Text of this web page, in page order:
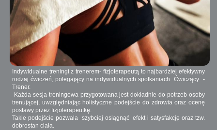
Indywidualne treningi z trenerem- fizjoterapeutą to najbardziej efektywny
rodzaj ćwiczeń, polegający na indywidualnych spotkaniach Ćwiczący -
Trener.
Każda sesja treningowa przygotowana jest dokładnie do potrzeb osoby
trenującej, uwzględniając holistyczne podejście do zdrowia oraz ocenę
postawy przez fizjoterapeutkę.
Takie podejście pozwala szybciej osiągnąć efekt i satysfakcję oraz tzw.
dobrostan ciała.